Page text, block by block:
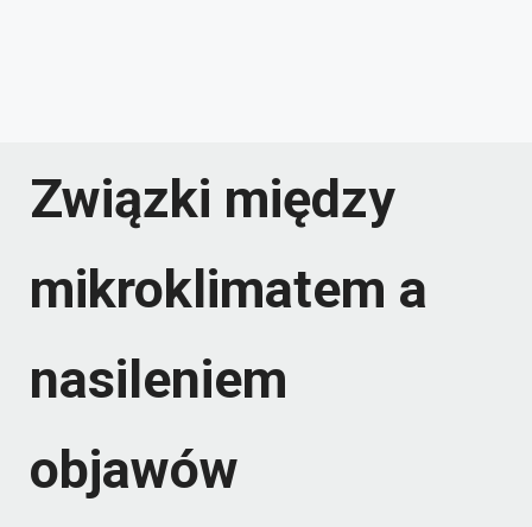
Związki między
mikroklimatem a
nasileniem
objawów